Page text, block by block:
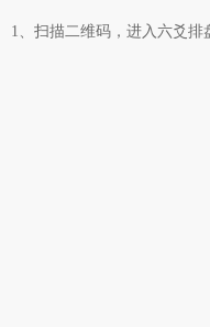
1、扫描二维码，进入六爻排